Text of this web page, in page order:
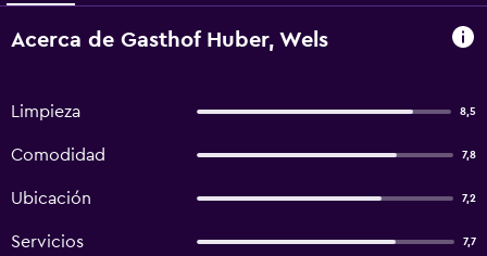
Acerca de Gasthof Huber, Wels
Limpieza 8,5
Comodidad 7,8
Ubicación 7,2
Servicios 7,7